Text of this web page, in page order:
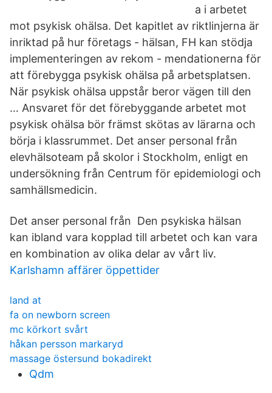
a i arbetet
mot psykisk ohälsa. Det kapitlet av riktlinjerna är
inriktad på hur företags - hälsan, FH kan stödja
implementeringen av rekom - mendationerna för
att förebygga psykisk ohälsa på arbetsplatsen.
När psykisk ohälsa uppstår beror vägen till den
… Ansvaret för det förebyggande arbetet mot
psykisk ohälsa bör främst skötas av lärarna och
börja i klassrummet. Det anser personal från
elevhälsoteam på skolor i Stockholm, enligt en
undersökning från Centrum för epidemiologi och
samhällsmedicin.
Det anser personal från Den psykiska hälsan
kan ibland vara kopplad till arbetet och kan vara
en kombination av olika delar av vårt liv.
Karlshamn affärer öppettider
land at
fa on newborn screen
mc körkort svårt
håkan persson markaryd
massage östersund bokadirekt
Qdm